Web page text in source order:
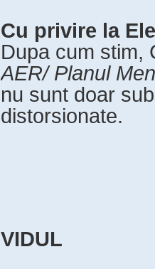
Cu privire la
Dupa cum stim,
AER/ Planul
nu sunt doar
distorsionate.
VIDUL